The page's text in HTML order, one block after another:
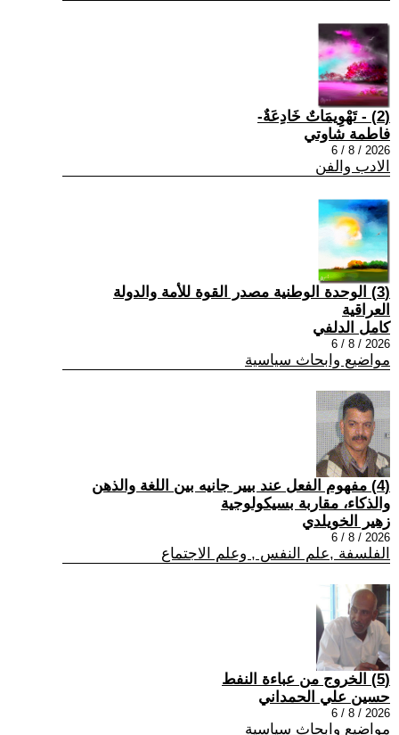
(2) - تَهْوِيمَاتٌ خَادِعَةٌ-
فاطمة شاوتي
2026 / 8 / 6
الادب والفن
(3) الوحدة الوطنية مصدر القوة للأمة والدولة
العراقية
كامل الدلفي
2026 / 8 / 6
مواضيع وابحاث سياسية
(4) مفهوم الفعل عند بيير جانيه بين اللغة والذهن
والذكاء، مقاربة بسيكولوجية
زهير الخويلدي
2026 / 8 / 6
الفلسفة ,علم النفس , وعلم الاجتماع
(5) الخروج من عباءة النفط
حسين علي الحمداني
2026 / 8 / 6
مواضيع وابحاث سياسية